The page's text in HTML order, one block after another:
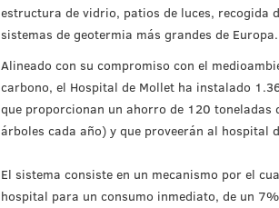
estructura de vidrio, patios de luces, recogida
sistemas de geotermia más grandes de Europa.
Alineado con su compromiso con el
carbono, el Hospital de Mollet ha instalado
que proporcionan un ahorro de 120 toneladas
árboles cada año) y que proveerán al hospital
El sistema consiste en un mecanismo por el
hospital para un consumo inmediato, de un